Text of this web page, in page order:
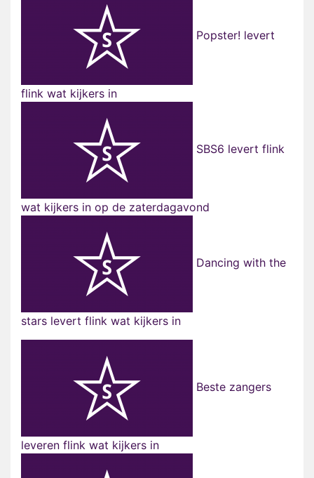
Popster! levert
flink wat kijkers in
SBS6 levert flink
wat kijkers in op de zaterdagavond
Dancing with the
stars levert flink wat kijkers in
Beste zangers
leveren flink wat kijkers in